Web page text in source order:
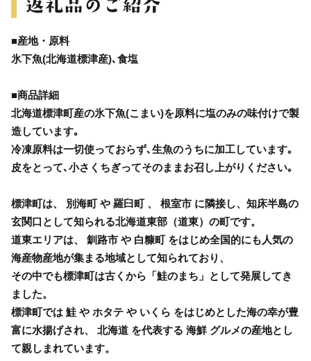
■産地・原料
氷下魚(北海道標津産)､食塩
■商品詳細
北海道標津町産の氷下魚(こまい)を原料に塩のみの味付けで製
造しています｡
冷凍原料は一切使っておらず､生魚のうちに加工しています｡
皮をとって､小さくちぎってそのままお召し上がりください｡
標津町は、 別海町 や 羅臼町 、 根室市 に隣接し、知床半島の
玄関口として知られる北海道東部（道東）の町です。
道東エリアは、 釧路市 や 白糠町 をはじめ全国的にも人気の
海産物産地が集まる地域として知られており、
その中でも標津町は古くから「鮭のまち」として発展してき
ました。
標津町では 鮭 や ホタテ や いくら をはじめとした海の幸が豊
富に水揚げされ、 北海道 を代表する 海鮮 グルメの産地とし
て親しまれています。